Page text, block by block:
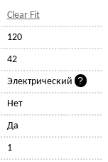
Clear Fit
120
42
Электрический
Нет
Да
1